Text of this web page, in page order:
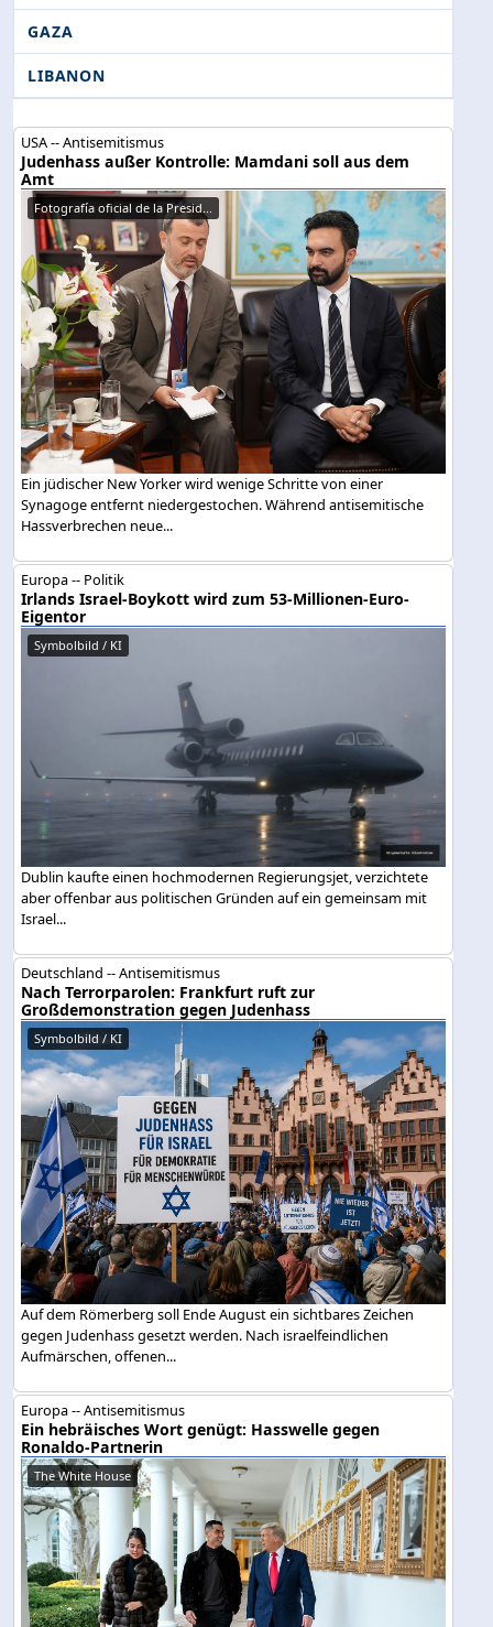
GAZA
LIBANON
USA -- Antisemitismus
Judenhass außer Kontrolle: Mamdani soll aus dem
Amt
Fotografía oficial de la Presid...
Ein jüdischer New Yorker wird wenige Schritte von einer
Synagoge entfernt niedergestochen. Während antisemitische
Hassverbrechen neue...
Europa -- Politik
Irlands Israel-Boykott wird zum 53-Millionen-Euro-
Eigentor
Symbolbild / KI
Dublin kaufte einen hochmodernen Regierungsjet, verzichtete
aber offenbar aus politischen Gründen auf ein gemeinsam mit
Israel...
Deutschland -- Antisemitismus
Nach Terrorparolen: Frankfurt ruft zur
Großdemonstration gegen Judenhass
Symbolbild / KI
Auf dem Römerberg soll Ende August ein sichtbares Zeichen
gegen Judenhass gesetzt werden. Nach israelfeindlichen
Aufmärschen, offenen...
Europa -- Antisemitismus
Ein hebräisches Wort genügt: Hasswelle gegen
Ronaldo-Partnerin
The White House